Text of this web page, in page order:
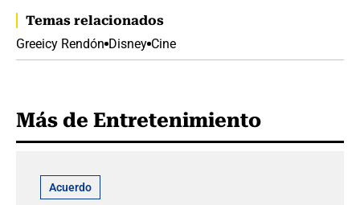
Temas relacionados
Greeicy Rendón Disney Cine
Más de Entretenimiento
Acuerdo